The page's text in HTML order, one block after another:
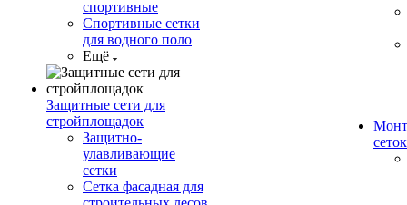
спортивные
Спортивные сетки
для водного поло
Ещё
Защитные сети для
стройплощадок
Защитно-
улавливающие
сетки
Сетка фасадная для
сеток